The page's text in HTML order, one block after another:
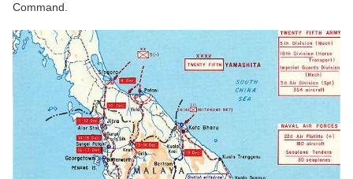
Command.